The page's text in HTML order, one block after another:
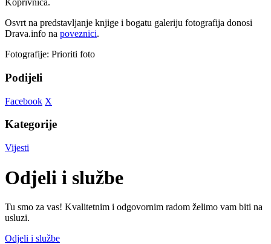
Koprivnica.
Osvrt na predstavljanje knjige i bogatu galeriju fotografija donosi
Drava.info na poveznici.
Fotografije: Prioriti foto
Podijeli
Facebook X
Kategorije
Vijesti
Odjeli i službe
Tu smo za vas! Kvalitetnim i odgovornim radom želimo vam biti na
usluzi.
Odjeli i službe